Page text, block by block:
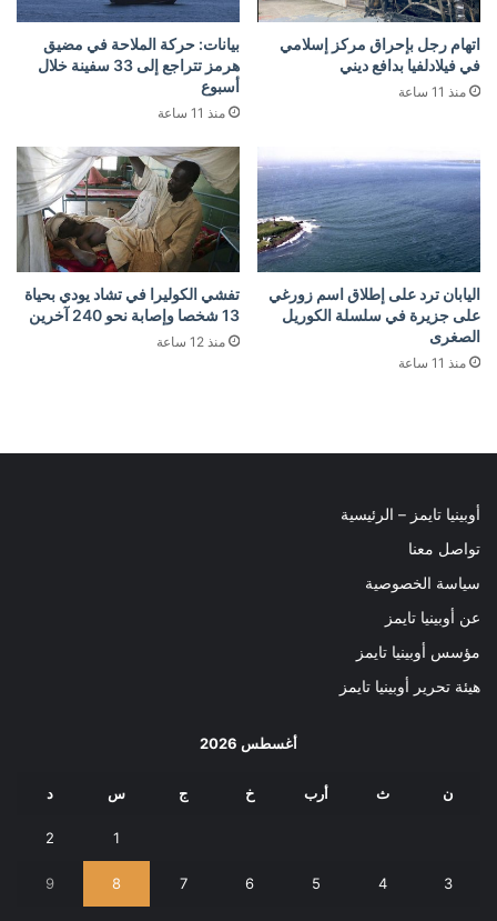
اتهام رجل بإحراق مركز إسلامي
في فيلادلفيا بدافع ديني
منذ 11 ساعة
بيانات: حركة الملاحة في مضيق
هرمز تتراجع إلى 33 سفينة خلال
أسبوع
منذ 11 ساعة
اليابان ترد على إطلاق اسم زورغي
على جزيرة في سلسلة الكوريل
الصغرى
منذ 11 ساعة
تفشي الكوليرا في تشاد يودي بحياة
13 شخصا وإصابة نحو 240 آخرين
منذ 12 ساعة
أوبينيا تايمز – الرئيسية
تواصل معنا
سياسة الخصوصية
عن أوبينيا تايمز
مؤسس أوبينيا تايمز
هيئة تحرير أوبينيا تايمز
أغسطس 2026
ن ث أرب خ ج س د
1
2
3
4
5
6
7
8
9